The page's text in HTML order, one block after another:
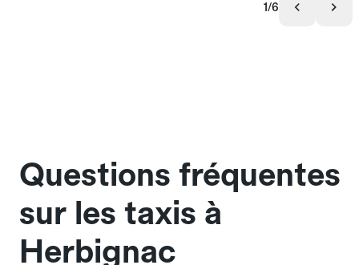
1/6
Questions fréquentes
sur les taxis à
Herbignac